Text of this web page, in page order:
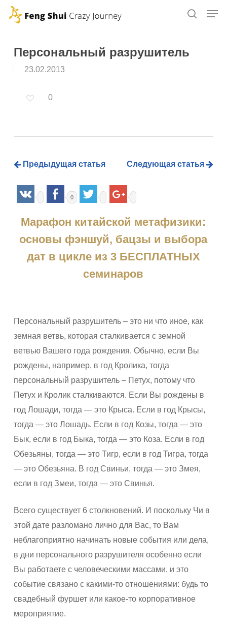
Skip
contentПерсональный разрушитель
23.02.2013
0
Предыдущая статья Следующая статья
0
Марафон китайской метафизики:
основы фэншуй, бацзы и выбора
дат в цикле из 3 БЕСПЛАТНЫХ
семинаров
Персональный разрушитель – это ни что иное, как
земная ветвь, которая сталкивается с земной
ветвью Вашего года рождения. Обычно, если Вы
рождены, например, в год Кролика, тогда
персональный разрушитель – Петух, потому что
Петух и Кролик сталкиваются. Если Вы рождены в
год Лошади, тогда — это Крыса. Если в год Крысы,
тогда — это Лошадь. Если в год Козы, тогда — это
Бык, если в год Быка, тогда — это Коза. Если в год
Обезьяны, тогда — это Тигр, если в год Тигра, тогда
— это Обезьяна. В год Свиньи, тогда — это Змея,
если в год Змеи, тогда — это Свинья.
Всего существует 6 столкновений. И поскольку Чи в
этой дате разломано лично для Вас, то Вам
неблагоприятно начинать новые события или дела,
в дни персонального разрушителя особенно если
Вы работаете с человеческими массами, и это
событие связано с какими-то отношениями: будь то
свадебный фуршет или какое-то корпоративное
мероприятие.